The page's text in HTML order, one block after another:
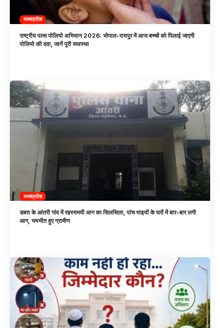
मध्यप्रदेश
राष्ट्रीय पल्स पोलियो अभियान 2026: भोपाल-रायपुर में आज बच्चों को पिलाई जाएगी
पोलियो की दवा, जानें पूरी व्यवस्था
मध्यप्रदेश
डबरा के आंतरी गांव में रहस्यमयी आग का सिलसिला, पांच भाइयों के घरों में बार-बार लगी
आग, भयभीत हुए ग्रामीण